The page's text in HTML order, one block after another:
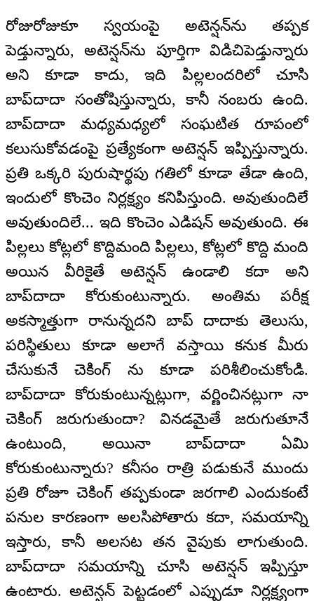
రోజురోజుకూ స్వయంపై అటెన్షన్‌ను తప్పక
పెడ్తున్నారు, అటెన్షన్‌ను పూర్తిగా విడిచిపెడ్తున్నారు
అని కూడా కాదు, ఇది పిల్లలందరిలో చూసి
బాప్‍దాదా సంతోషిస్తున్నారు, కానీ నంబరు ఉంది.
బాప్‍దాదా మధ్యమధ్యలో సంఘటిత రూపంలో
కలుసుకోవడంపై ప్రత్యేకంగా అటెన్షన్ ఇప్పిస్తున్నారు.
ప్రతి ఒక్కరి పురుషార్థపు గతిలో కూడా తేడా ఉంది,
ఇందులో కొంచెం నిర్లక్ష్యం కనిపిస్తుంది. అవుతుందిలే
అవుతుందిలే... ఇది కొంచెం ఎడిషన్ అవుతుంది. ఈ
పిల్లలు కోట్లలో కొద్దిమంది పిల్లలు, కోట్లలో కొద్ది మంది
అయిన వీరికైతే అటెన్షన్ ఉండాలి కదా అని
బాప్‍దాదా కోరుకుంటున్నారు. అంతిమ పరీక్ష
అకస్మాత్తుగా రానున్నదని బాప్ దాదాకు తెలుసు,
పరిస్థితులు కూడా అలాగే వస్తాయి కనుక మీరు
చేసుకునే చెకింగ్ ను కూడా పరిశీలించుకోండి.
బాప్‍దాదా కోరుకుంటున్నట్లుగా, వర్ణించినట్లుగా నా
చెకింగ్ జరుగుతుందా? వినడమైతే జరుగుతూనే
ఉంటుంది, అయినా బాప్‍దాదా ఏమి
కోరుకుంటున్నారు? కనీసం రాత్రి పడుకునే ముందు
ప్రతి రోజూ చెకింగ్ తప్పకుండా జరగాలి ఎందుకంటే
పనుల కారణంగా అలసిపోతారు కదా, సమయాన్ని
ఇస్తారు, కానీ అలసట తన వైపుకు లాగుతుంది.
బాప్‍దాదా సమయాన్ని చూసి అటెన్షన్ ఇప్పిస్తూ
ఉంటారు. అటెన్షన్ పెట్టడంలో ఎప్పుడూ నిర్లక్ష్యంగా